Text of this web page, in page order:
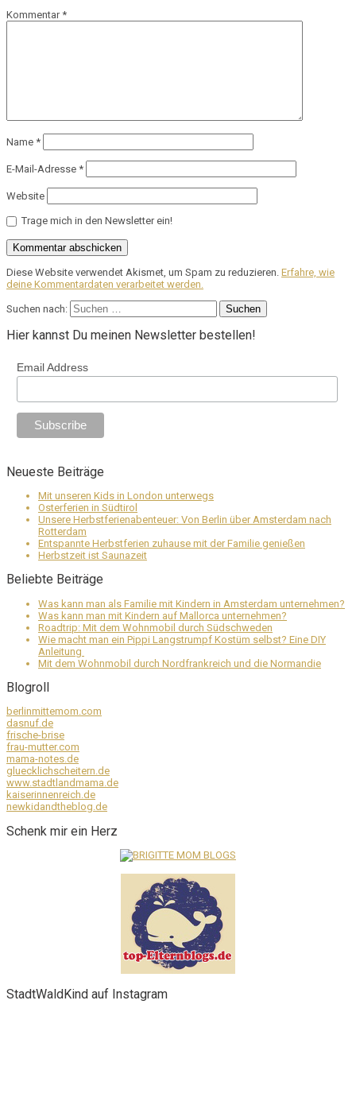
Kommentar*
Name *
E-Mail-Adresse *
Website
Trage mich in den Newsletter ein!
Diese Website verwendet Akismet, um Spam zu reduzieren. Erfahre, wie
deine Kommentardaten verarbeitet werden.
Suchen nach:
Hier kannst Du meinen Newsletter bestellen!
Email Address
Neueste Beiträge
Mit unseren Kids in London unterwegs
Osterferien in Südtirol
Unsere Herbstferienabenteuer: Von Berlin über Amsterdam nach
Rotterdam
Entspannte Herbstferien zuhause mit der Familie genießen
Herbstzeit ist Saunazeit
Beliebte Beiträge
Was kann man als Familie mit Kindern in Amsterdam unternehmen?
Was kann man mit Kindern auf Mallorca unternehmen?
Roadtrip: Mit dem Wohnmobil durch Südschweden
Wie macht man ein Pippi Langstrumpf Kostüm selbst? Eine DIY
Anleitung
Mit dem Wohnmobil durch Nordfrankreich und die Normandie
Blogroll
berlinmittemom.com
dasnuf.de
frische-brise
frau-mutter.com
mama-notes.de
gluecklichscheitern.de
www.stadtlandmama.de
kaiserinnenreich.de
newkidandtheblog.de
Schenk mir ein Herz
StadtWaldKind auf Instagram